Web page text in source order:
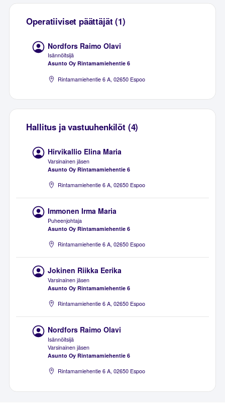
Operatiiviset päättäjät (1)
Nordfors Raimo Olavi
Isännöitsijä
Asunto Oy Rintamamiehentie 6
Rintamamiehentie 6 A, 02650 Espoo
Hallitus ja vastuuhenkilöt (4)
Hirvikallio Elina Maria
Varsinainen jäsen
Asunto Oy Rintamamiehentie 6
Rintamamiehentie 6 A, 02650 Espoo
Immonen Irma Maria
Puheenjohtaja
Asunto Oy Rintamamiehentie 6
Rintamamiehentie 6 A, 02650 Espoo
Jokinen Riikka Eerika
Varsinainen jäsen
Asunto Oy Rintamamiehentie 6
Rintamamiehentie 6 A, 02650 Espoo
Nordfors Raimo Olavi
Isännöitsijä
Varsinainen jäsen
Asunto Oy Rintamamiehentie 6
Rintamamiehentie 6 A, 02650 Espoo